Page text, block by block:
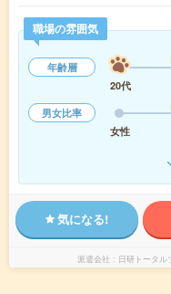
職場の雰囲気
年齢層
20代
男女比率
女性
気になる!
派遣会社 日研トータ